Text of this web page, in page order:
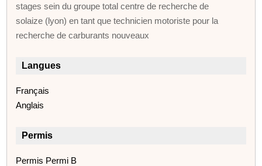
stages sein du groupe total centre de recherche de
solaize (lyon) en tant que technicien motoriste pour la
recherche de carburants nouveaux
Langues
Français
Anglais
Permis
Permis Permi B